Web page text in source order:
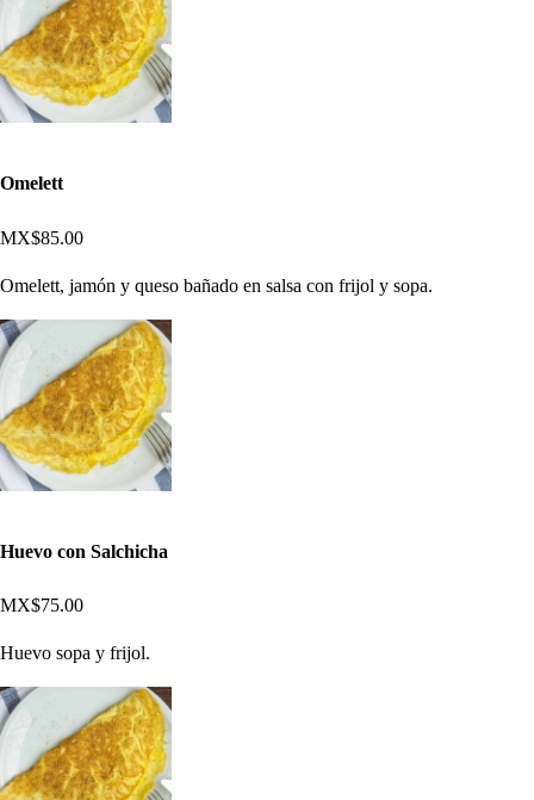
Omelett
MX$85.00
Omelett, jamón y queso bañado en salsa con frijol y sopa.
Huevo con Salchicha
MX$75.00
Huevo sopa y frijol.